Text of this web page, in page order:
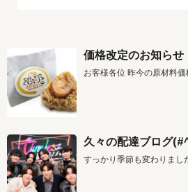
価格改定のお知らせ
お客様各位 昨今の原材料
久々の配達ブログ
すっかり季節も変わりまし